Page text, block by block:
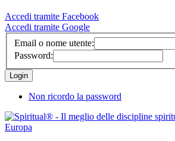
Accedi tramite Facebook
Accedi tramite Google
Email o nome utente:
Password:
Non ricordo la password